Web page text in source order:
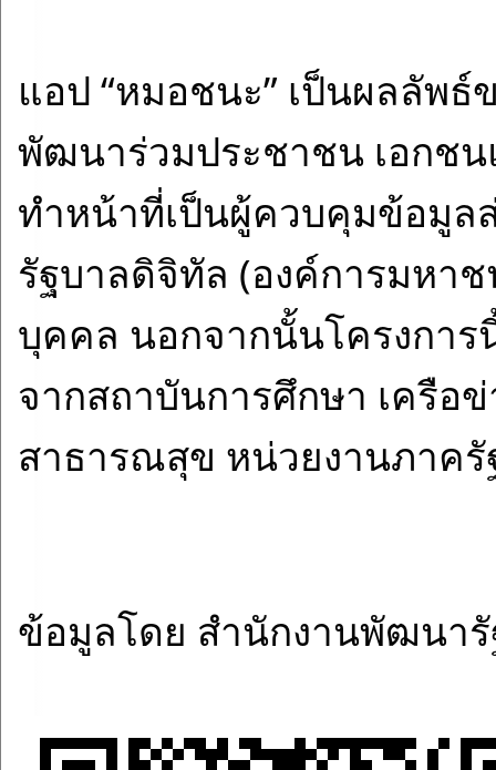
แอป “หมอชนะ” เป็นผลลัพธ์
พัฒนาร่วมประชาชน เอกช
ทำหน้าที่เป็นผู้ควบคุมข้อมู
รัฐบาลดิจิทัล (องค์การมหา
บุคคล นอกจากนั้นโครงการ
จากสถาบันการศึกษา เครือ
สาธารณสุข หน่วยงานภาค
ข้อมูลโดย สำนักงานพัฒนา